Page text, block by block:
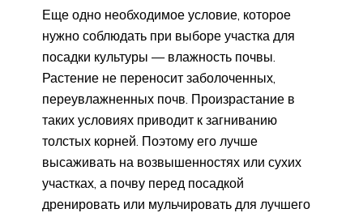
Еще одно необходимое условие, которое
нужно соблюдать при выборе участка для
посадки культуры — влажность почвы.
Растение не переносит заболоченных,
переувлажненных почв. Произрастание в
таких условиях приводит к загниванию
толстых корней. Поэтому его лучше
высаживать на возвышенностях или сухих
участках, а почву перед посадкой
дренировать или мульчировать для лучшего